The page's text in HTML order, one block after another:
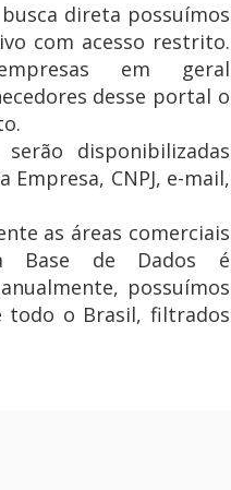
direta possuímos
com acesso restrito.
em geral
desse portal o
disponibilizadas
CNPJ, e-mail,
as áreas comerciais
Base de Dados é
possuímos
todo o Brasil, filtrados